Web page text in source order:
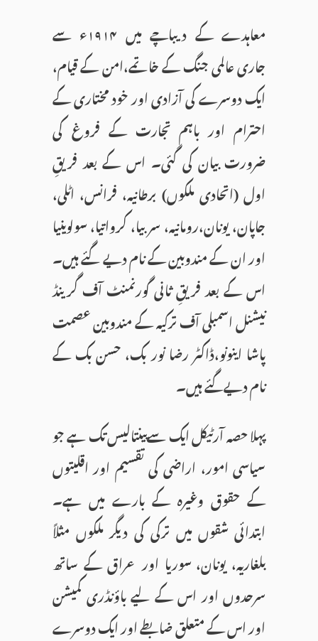
معاہدے کے دیباچے میں ۱۹۱۴ء سے
جاری عالمی جنگ کے خاتمے،امن کے قیام،
ایک دوسرے کی آزادی اور خود مختاری کے
احترام اور باہم تجارت کے فروغ کی
ضرورت بیان کی گئی۔ اس کے بعد فریقِ
اول (اتحادی ملکوں) برطانیہ، فرانس، اٹلی،
جاپان، یونان،رومانیہ، سربیا، کرواتیا، سولوینیا
اور ان کے مندوبین کے نام دیے گئے ہیں۔
اس کے بعد فریقِ ثانی گورنمنٹ آف گرینڈ
نیشنل اسمبلی آف ترکیہ کے مندوبین عصمت
پاشا اینونو،ڈاکٹر رضا نور بک، حسن بک کے
نام دیےگئے ہیں۔
پہلا حصہ آرٹیکل ایک سےپینتالیس تک ہے جو
سیاسی امور، اراضی کی تقسیم اور اقلیتوں
کے حقوق وغیرہ کے بارے میں ہے۔
ابتدائی شقوں میں ترکی کی دیگر ملکوں مثلاً
بلغاریہ، یونان، سوریا اور عراق کے ساتھ
سرحدوں اور اس کے لیے باؤنڈری کمیشن
اور اس کے متعلق ضابطے اور ایک دوسرے